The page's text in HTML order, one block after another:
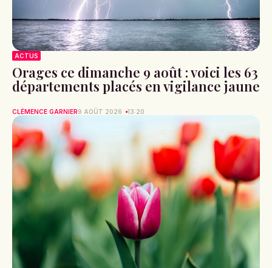
ACTUS
Orages ce dimanche 9 août : voici les 63
départements placés en vigilance jaune
CLÉMENCE GARNIER9 AOÛT 2026 13:20